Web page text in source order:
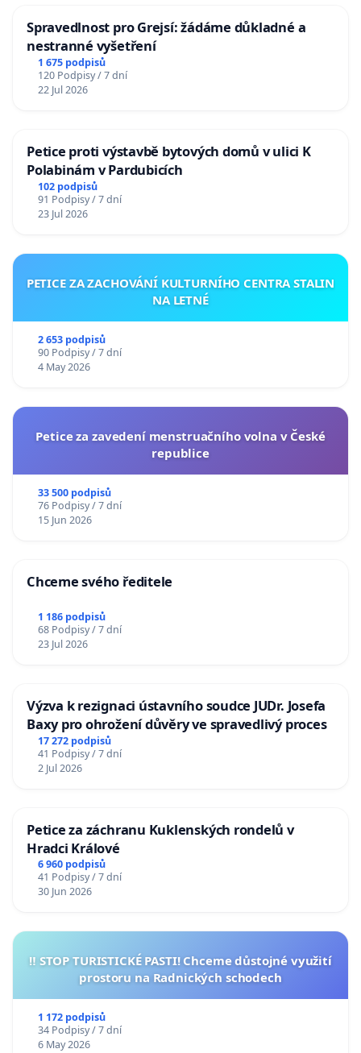
Spravedlnost pro Grejsí: žádáme důkladné a
nestranné vyšetření
1 675 podpisů
120 Podpisy / 7 dní
22 Jul 2026
Petice proti výstavbě bytových domů v ulici K
Polabinám v Pardubicích
102 podpisů
91 Podpisy / 7 dní
23 Jul 2026
PETICE ZA ZACHOVÁNÍ KULTURNÍHO CENTRA STALIN
NA LETNÉ
2 653 podpisů
90 Podpisy / 7 dní
4 May 2026
Petice za zavedení menstruačního volna v České
republice
33 500 podpisů
76 Podpisy / 7 dní
15 Jun 2026
Chceme svého ředitele
1 186 podpisů
68 Podpisy / 7 dní
23 Jul 2026
Výzva k rezignaci ústavního soudce JUDr. Josefa
Baxy pro ohrožení důvěry ve spravedlivý proces
17 272 podpisů
41 Podpisy / 7 dní
2 Jul 2026
Petice za záchranu Kuklenských rondelů v
Hradci Králové
6 960 podpisů
41 Podpisy / 7 dní
30 Jun 2026
‼️ STOP TURISTICKÉ PASTI! Chceme důstojné využití
prostoru na Radnických schodech
1 172 podpisů
34 Podpisy / 7 dní
6 May 2026